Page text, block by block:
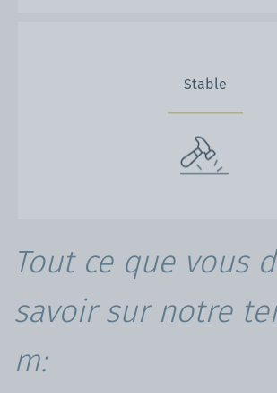
Stable
Tout ce que vous
savoir sur notre
m: